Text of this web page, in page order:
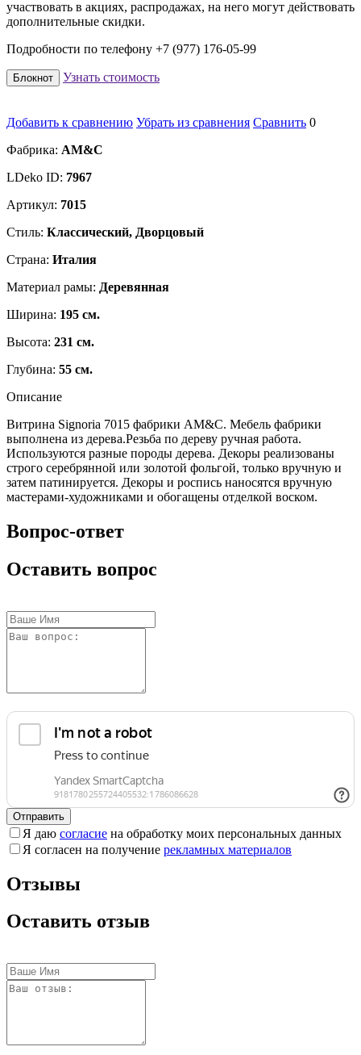
участвовать в акциях, распродажах, на него могут действовать
дополнительные скидки.
Подробности по телефону +7 (977) 176-05-99
Блокнот Узнать стоимость
Добавить к сравнению Убрать из сравнения Сравнить 0
Фабрика: AM&C
LDeko ID: 7967
Артикул: 7015
Стиль: Классический, Дворцовый
Страна: Италия
Материал рамы: Деревянная
Ширина: 195 см.
Высота: 231 см.
Глубина: 55 см.
Описание
Витрина Signoria 7015 фабрики AM&C. Мебель фабрики
выполнена из дерева.Резьба по дереву ручная работа.
Используются разные породы дерева. Декоры реализованы
строго серебрянной или золотой фольгой, только вручную и
затем патинируется. Декоры и роспись наносятся вручную
мастерами-художниками и обогащены отделкой воском.
Вопрос-ответ
Оставить вопрос
Отправить
Я даю согласие на обработку моих персональных данных
Я согласен на получение рекламных материалов
Отзывы
Оставить отзыв